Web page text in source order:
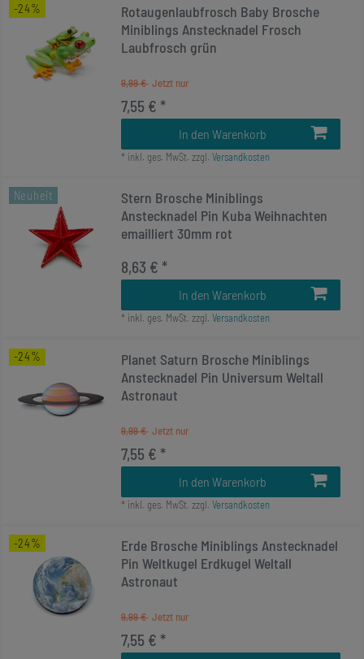
-24%
Rotaugenlaubfrosch Baby Brosche
Miniblings Anstecknadel Frosch
Laubfrosch grün
9,99 €
7,55 € *
In den Warenkorb
* inkl. ges. MwSt. zzgl. Versandkosten
Neuheit
Stern Brosche Miniblings
Anstecknadel Pin Kuba Weihnachten
emailliert 30mm rot
8,63 € *
In den Warenkorb
* inkl. ges. MwSt. zzgl. Versandkosten
-24%
Planet Saturn Brosche Miniblings
Anstecknadel Pin Universum Weltall
Astronaut
9,99 €
7,55 € *
In den Warenkorb
* inkl. ges. MwSt. zzgl. Versandkosten
-24%
Erde Brosche Miniblings Anstecknadel
Pin Weltkugel Erdkugel Weltall
Astronaut
9,99 €
7,55 € *